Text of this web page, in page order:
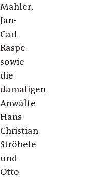
Mahler,
Jan-
Carl
Raspe
sowie
die
damaligen
Anwälte
Hans-
Christian
Ströbele
und
Otto